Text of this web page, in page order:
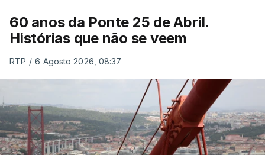
60 anos da Ponte 25 de Abril.
Histórias que não se veem
RTP / 6 Agosto 2026, 08:37